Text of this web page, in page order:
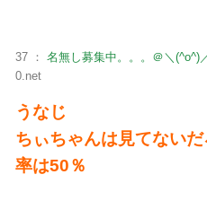
37 ： 名無し募集中。。。＠＼(^o^)
0.net
うなじ
ちぃちゃんは見てない
率は50％